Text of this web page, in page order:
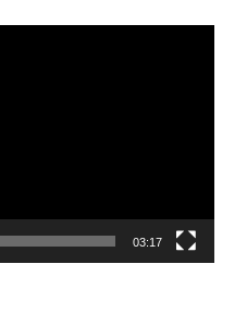
03:17